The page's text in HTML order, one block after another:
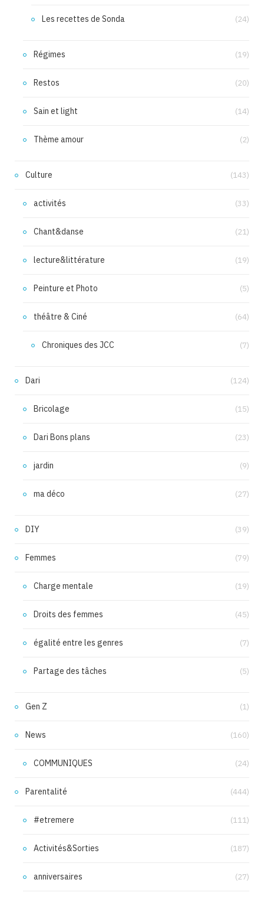
Les recettes de Sonda (24)
Régimes (19)
Restos (20)
Sain et light (14)
Thème amour (2)
Culture (143)
activités (33)
Chant&danse (21)
lecture&littérature (19)
Peinture et Photo (5)
théâtre & Ciné (64)
Chroniques des JCC (7)
Dari (124)
Bricolage (15)
Dari Bons plans (23)
jardin (9)
ma déco (27)
DIY (39)
Femmes (79)
Charge mentale (19)
Droits des femmes (45)
égalité entre les genres (7)
Partage des tâches (5)
Gen Z (1)
News (160)
COMMUNIQUES (24)
Parentalité (444)
#etremere (111)
Activités&Sorties (187)
anniversaires (27)